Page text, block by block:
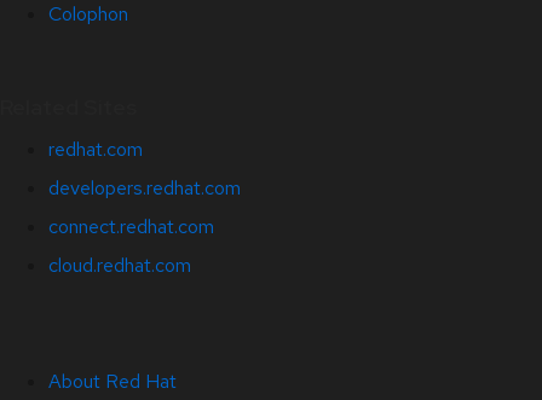
Colophon
redhat.com
developers.redhat.com
connect.redhat.com
cloud.redhat.com
About Red Hat